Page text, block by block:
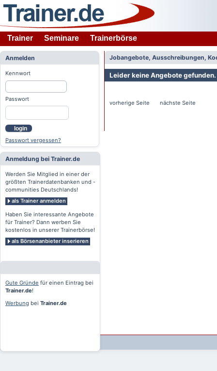
Trainer Seminare Trainerbörse
Anmelden
Kennwort
Passwort
login
Passwort vergessen?
Anmeldung bei Trainer.de
Werden Sie Mitglied in einer der
größten Trainerdatenbanken und -
communities Deutschlands!
als Trainer anmelden
Haben Sie interessante Angebote
für Trainer? Dann werben Sie
kostenlos in unserer Trainerbörse!
als Börsenanbieter inserieren
Gute Gründe für einen Eintrag bei
Trainer.de!
Werbung bei Trainer.de
Jobangebote, Ausschreibungen,
Leider keine Angebote gefunden.
vorherige Seite nächste Seite